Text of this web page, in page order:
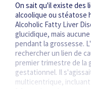
On sait qu'il existe des
alcoolique ou stéatose
Alcoholic Fatty Liver
glucidique, mais
pendant la grossesse.
rechercher un lien de
premier trimestre de la
gestationnel. Il
multicentrique,